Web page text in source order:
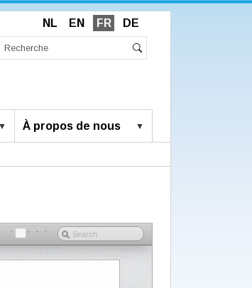
NL EN FR DE
À propos de nous